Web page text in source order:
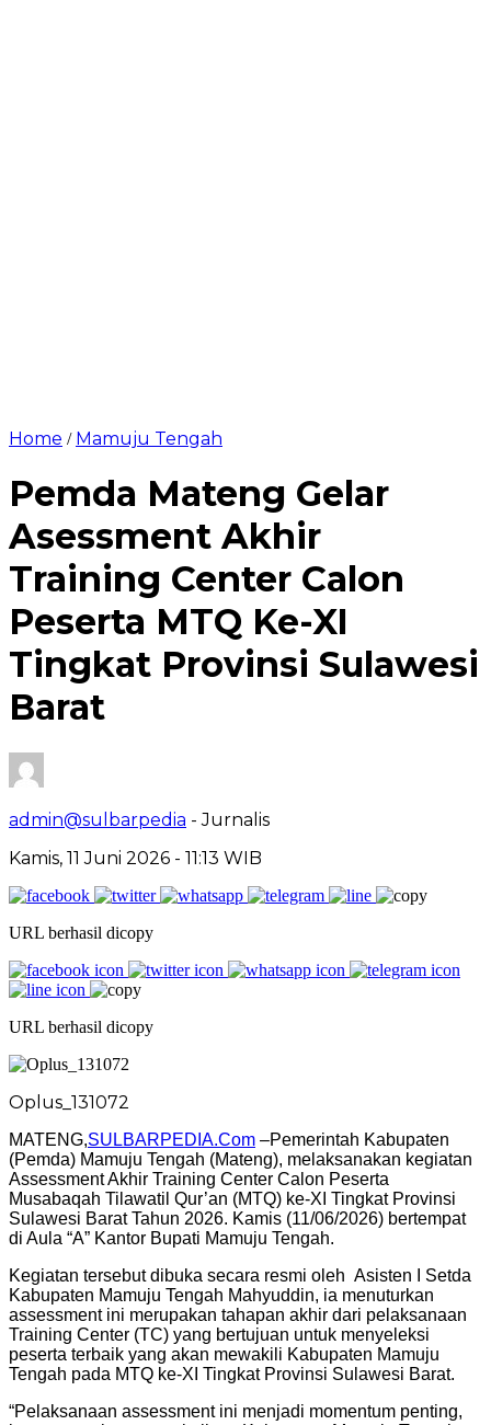
Home / Mamuju Tengah
Pemda Mateng Gelar
Asessment Akhir
Training Center Calon
Peserta MTQ Ke-XI
Tingkat Provinsi Sulawesi
Barat
admin@sulbarpedia - Jurnalis
Kamis, 11 Juni 2026 - 11:13 WIB
URL berhasil dicopy
URL berhasil dicopy
Oplus_131072
MATENG,SULBARPEDIA.Com –Pemerintah Kabupaten
(Pemda) Mamuju Tengah (Mateng), melaksanakan kegiatan
Assessment Akhir Training Center Calon Peserta
Musabaqah Tilawatil Qur’an (MTQ) ke-XI Tingkat Provinsi
Sulawesi Barat Tahun 2026. Kamis (11/06/2026) bertempat
di Aula “A” Kantor Bupati Mamuju Tengah.
Kegiatan tersebut dibuka secara resmi oleh Asisten I Setda
Kabupaten Mamuju Tengah Mahyuddin, ia menuturkan
assessment ini merupakan tahapan akhir dari pelaksanaan
Training Center (TC) yang bertujuan untuk menyeleksi
peserta terbaik yang akan mewakili Kabupaten Mamuju
Tengah pada MTQ ke-XI Tingkat Provinsi Sulawesi Barat.
“Pelaksanaan assessment ini menjadi momentum penting,